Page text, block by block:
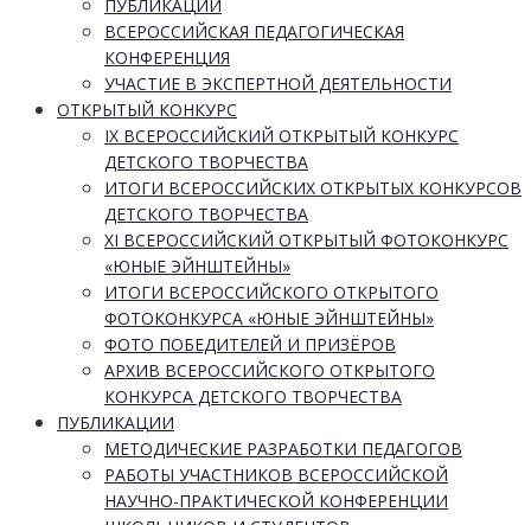
ПУБЛИКАЦИИ
ВСЕРОССИЙСКАЯ ПЕДАГОГИЧЕСКАЯ
КОНФЕРЕНЦИЯ
УЧАСТИЕ В ЭКСПЕРТНОЙ ДЕЯТЕЛЬНОСТИ
ОТКРЫТЫЙ КОНКУРС
IX ВСЕРОССИЙСКИЙ ОТКРЫТЫЙ КОНКУРС
ДЕТСКОГО ТВОРЧЕСТВА
ИТОГИ ВСЕРОССИЙСКИХ ОТКРЫТЫХ КОНКУРСОВ
ДЕТСКОГО ТВОРЧЕСТВА
XI ВСЕРОССИЙСКИЙ ОТКРЫТЫЙ ФОТОКОНКУРС
«ЮНЫЕ ЭЙНШТЕЙНЫ»
ИТОГИ ВСЕРОССИЙСКОГО ОТКРЫТОГО
ФОТОКОНКУРСА «ЮНЫЕ ЭЙНШТЕЙНЫ»
ФОТО ПОБЕДИТЕЛЕЙ И ПРИЗЁРОВ
АРХИВ ВСЕРОССИЙСКОГО ОТКРЫТОГО
КОНКУРСА ДЕТСКОГО ТВОРЧЕСТВА
ПУБЛИКАЦИИ
МЕТОДИЧЕСКИЕ РАЗРАБОТКИ ПЕДАГОГОВ
РАБОТЫ УЧАСТНИКОВ ВСЕРОССИЙСКОЙ
НАУЧНО-ПРАКТИЧЕСКОЙ КОНФЕРЕНЦИИ